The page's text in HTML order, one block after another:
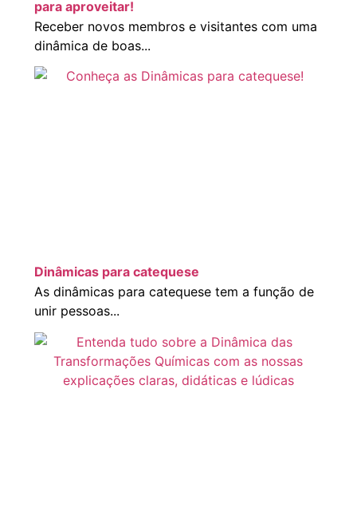
para aproveitar!
Receber novos membros e visitantes com uma
dinâmica de boas...
Dinâmicas para catequese
As dinâmicas para catequese tem a função de
unir pessoas...